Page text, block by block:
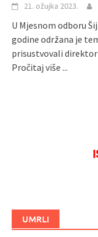
21. ožujka 2023.
U Mjesnom odboru
godine održana je
prisustvovali
Pročitaj više ...
UMRLI